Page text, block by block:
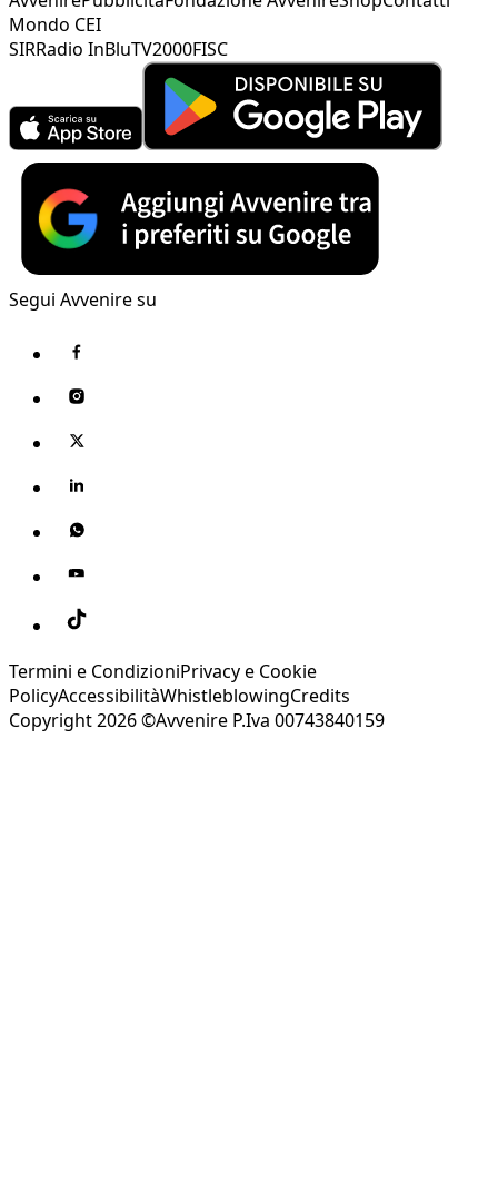
Mondo CEI
SIRRadio InBluTV2000FISC
Segui Avvenire su
Termini e CondizioniPrivacy e Cookie
PolicyAccessibilitàWhistleblowingCredits
Copyright 2026 ©Avvenire P.Iva 00743840159